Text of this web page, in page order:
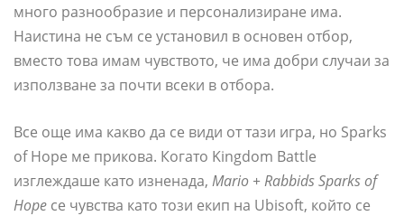
много разнообразие и персонализиране има.
Наистина не съм се установил в основен отбор,
вместо това имам чувството, че има добри случаи за
използване за почти всеки в отбора.
Все още има какво да се види от тази игра, но Sparks
of Hope ме прикова. Когато Kingdom Battle
изглеждаше като изненада, Mario + Rabbids Sparks of
Hope се чувства като този екип на Ubisoft, който се